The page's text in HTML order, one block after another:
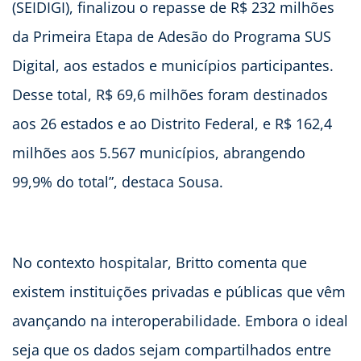
(SEIDIGI), finalizou o repasse de R$ 232 milhões
da Primeira Etapa de Adesão do Programa SUS
Digital, aos estados e municípios participantes.
Desse total, R$ 69,6 milhões foram destinados
aos 26 estados e ao Distrito Federal, e R$ 162,4
milhões aos 5.567 municípios, abrangendo
99,9% do total”, destaca Sousa.
No contexto hospitalar, Britto comenta que
existem instituições privadas e públicas que vêm
avançando na interoperabilidade. Embora o ideal
seja que os dados sejam compartilhados entre